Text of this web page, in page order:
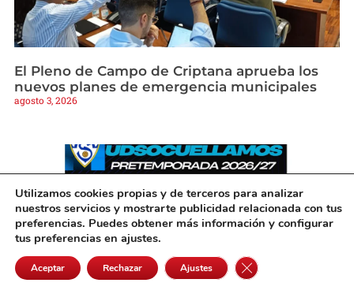
El Pleno de Campo de Criptana aprueba los
nuevos planes de emergencia municipales
agosto 3, 2026
Utilizamos cookies propias y de terceros para analizar
nuestros servicios y mostrarte publicidad relacionada con tus
preferencias. Puedes obtener más información y configurar
tus preferencias en ajustes.
Aceptar Rechazar Ajustes Cerrar el banner de